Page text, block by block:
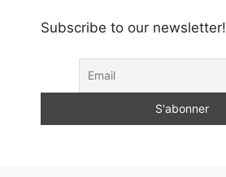
Subscribe to our newsletter!